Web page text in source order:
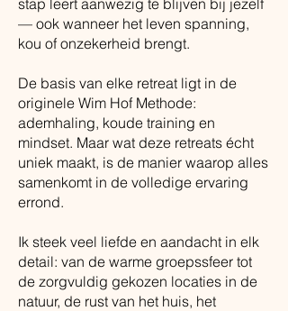
stap leert aanwezig te blijven bij jezelf
— ook wanneer het leven spanning,
kou of onzekerheid brengt.
De basis van elke retreat ligt in de
originele Wim Hof Methode:
ademhaling, koude training en
mindset. Maar wat deze retreats écht
uniek maakt, is de manier waarop alles
samenkomt in de volledige ervaring
errond.
Ik steek veel liefde en aandacht in elk
detail: van de warme groepssfeer tot
de zorgvuldig gekozen locaties in de
natuur, de rust van het huis, het